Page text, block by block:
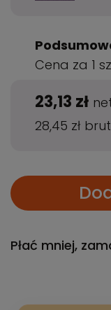
Cena za 1
23,13 zł
28,45 zł
Płać mniej,